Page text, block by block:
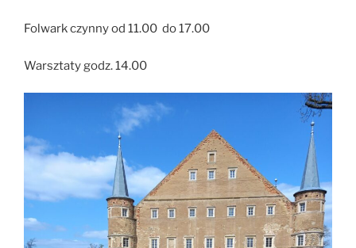
Folwark czynny od 11.00 do 17.00
Warsztaty godz. 14.00